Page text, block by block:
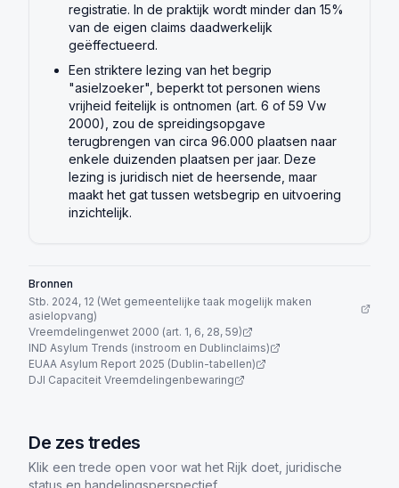
registratie. In de praktijk wordt minder dan 15%
van de eigen claims daadwerkelijk
geëffectueerd.
Een striktere lezing van het begrip
"asielzoeker", beperkt tot personen wiens
vrijheid feitelijk is ontnomen (art. 6 of 59 Vw
2000), zou de spreidingsopgave
terugbrengen van circa 96.000 plaatsen naar
enkele duizenden plaatsen per jaar. Deze
lezing is juridisch niet de heersende, maar
maakt het gat tussen wetsbegrip en uitvoering
inzichtelijk.
Bronnen
Stb. 2024, 12 (Wet gemeentelijke taak mogelijk maken
asielopvang)
Vreemdelingenwet 2000 (art. 1, 6, 28, 59)
IND Asylum Trends (instroom en Dublinclaims)
EUAA Asylum Report 2025 (Dublin-tabellen)
DJI Capaciteit Vreemdelingenbewaring
De zes tredes
Klik een trede open voor wat het Rijk doet, juridische
status en handelingsperspectief.